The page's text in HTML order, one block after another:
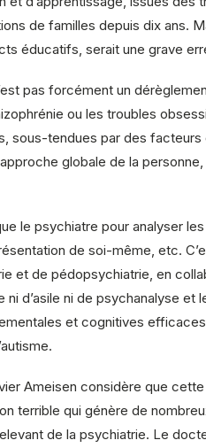
de familles depuis dix ans.
éducatifs, serait une grave
pas forcément un
ou les troubles
sous-tendues par des
globale de la
le psychiatre pour analyser
de soi-même, etc.
et de pédopsychiatrie, en
d’asile ni de psychanalyse
et cognitives
Ameisen considère que
terrible qui génère de
de la psychiatrie. Le